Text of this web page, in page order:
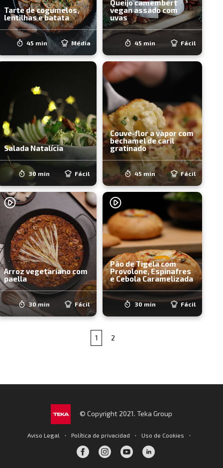
Tarte de cogumelos,
lentilhas e batata
45 min Média
Queijo camembert
vegan assado com
uvas
45 min Fácil
Salada Natalícia
30 min Fácil
Couve-flor a vapor com
bechamel de caril
gratinado
45 min Fácil
Arroz vegetariano com
paella
30 min Fácil
Pão de Tigela com
Provolone, Espinafres
e Cebola Caramelizada
30 min Fácil
1 2
© Copyright 2021. Teka Group
Aviso Legal · Política de privacidad · Uso de Cookies ·